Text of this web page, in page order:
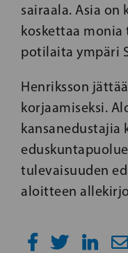
sairaala. Asia on
koskettaa monia
potilaita ympäri
Henriksson
korjaamiseksi.
kansanedustajia
tulevaisuuden
aloitteen